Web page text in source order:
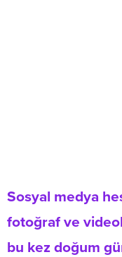
Sosyal medya
fotoğraf ve
bu kez doğum